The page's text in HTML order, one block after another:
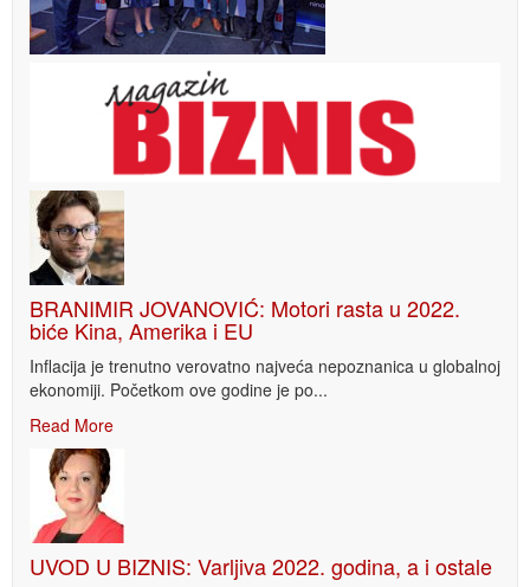
BRANIMIR JOVANOVIĆ: Motori rasta u 2022.
biće Kina, Amerika i EU
Inflacija je trenutno verovatno najveća nepoznanica u globalnoj
ekonomiji. Početkom ove godine je po...
Read More
UVOD U BIZNIS: Varljiva 2022. godina, a i ostale